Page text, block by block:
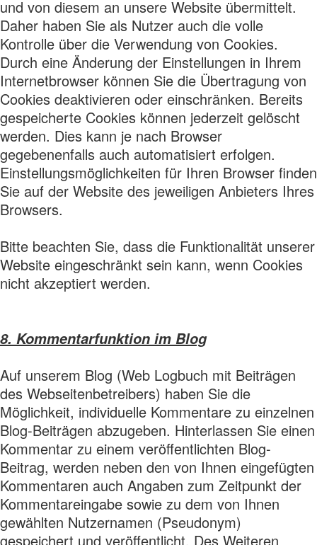
und von diesem an unsere Website übermittelt.
Daher haben Sie als Nutzer auch die volle
Kontrolle über die Verwendung von Cookies.
Durch eine Änderung der Einstellungen in Ihrem
Internetbrowser können Sie die Übertragung von
Cookies deaktivieren oder einschränken. Bereits
gespeicherte Cookies können jederzeit gelöscht
werden. Dies kann je nach Browser
gegebenenfalls auch automatisiert erfolgen.
Einstellungsmöglichkeiten für Ihren Browser finden
Sie auf der Website des jeweiligen Anbieters Ihres
Browsers.
Bitte beachten Sie, dass die Funktionalität unserer
Website eingeschränkt sein kann, wenn Cookies
nicht akzeptiert werden.
8. Kommentarfunktion im Blog
Auf unserem Blog (Web Logbuch mit Beiträgen
des Webseitenbetreibers) haben Sie die
Möglichkeit, individuelle Kommentare zu einzelnen
Blog-Beiträgen abzugeben. Hinterlassen Sie einen
Kommentar zu einem veröffentlichten Blog-
Beitrag, werden neben den von Ihnen eingefügten
Kommentaren auch Angaben zum Zeitpunkt der
Kommentareingabe sowie zu dem von Ihnen
gewählten Nutzernamen (Pseudonym)
gespeichert und veröffentlicht. Des Weiteren